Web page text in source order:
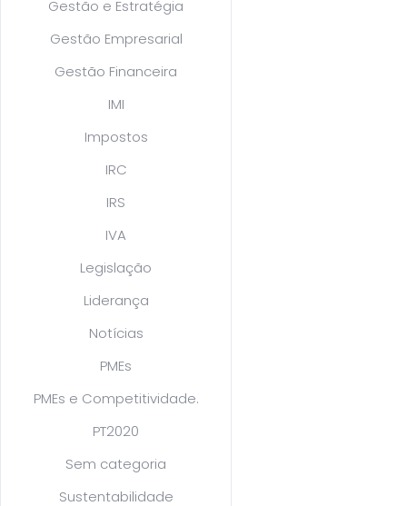
Gestão e Estratégia
Gestão Empresarial
Gestão Financeira
IMI
Impostos
IRC
IRS
IVA
Legislação
Liderança
Notícias
PMEs
PMEs e Competitividade.
PT2020
Sem categoria
Sustentabilidade